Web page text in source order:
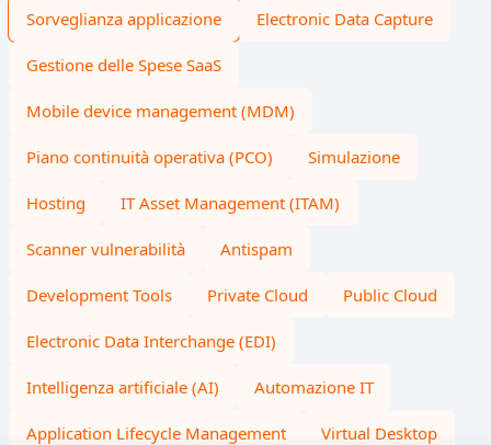
Sorveglianza applicazione Electronic Data Capture
Gestione delle Spese SaaS
Mobile device management (MDM)
Piano continuità operativa (PCO) Simulazione
Hosting IT Asset Management (ITAM)
Scanner vulnerabilità Antispam
Development Tools Private Cloud Public Cloud
Electronic Data Interchange (EDI)
Intelligenza artificiale (AI) Automazione IT
Application Lifecycle Management Virtual Desktop